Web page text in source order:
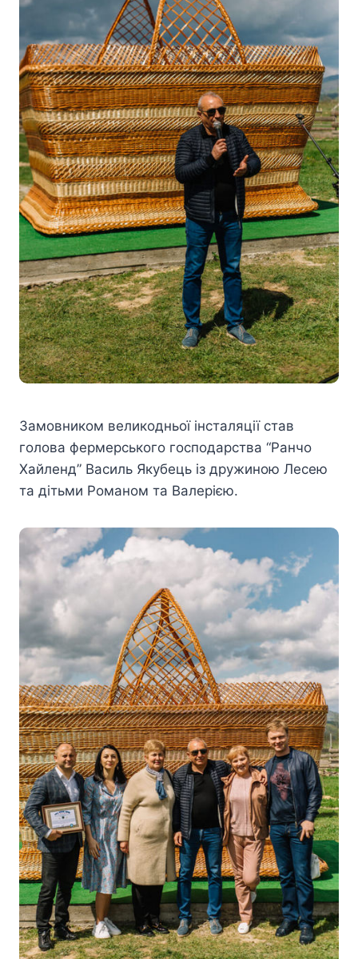
Замовником великодньої інсталяції став
голова фермерського господарства “Ранчо
Хайленд” Василь Якубець із дружиною Лесею
та дітьми Романом та Валерією.